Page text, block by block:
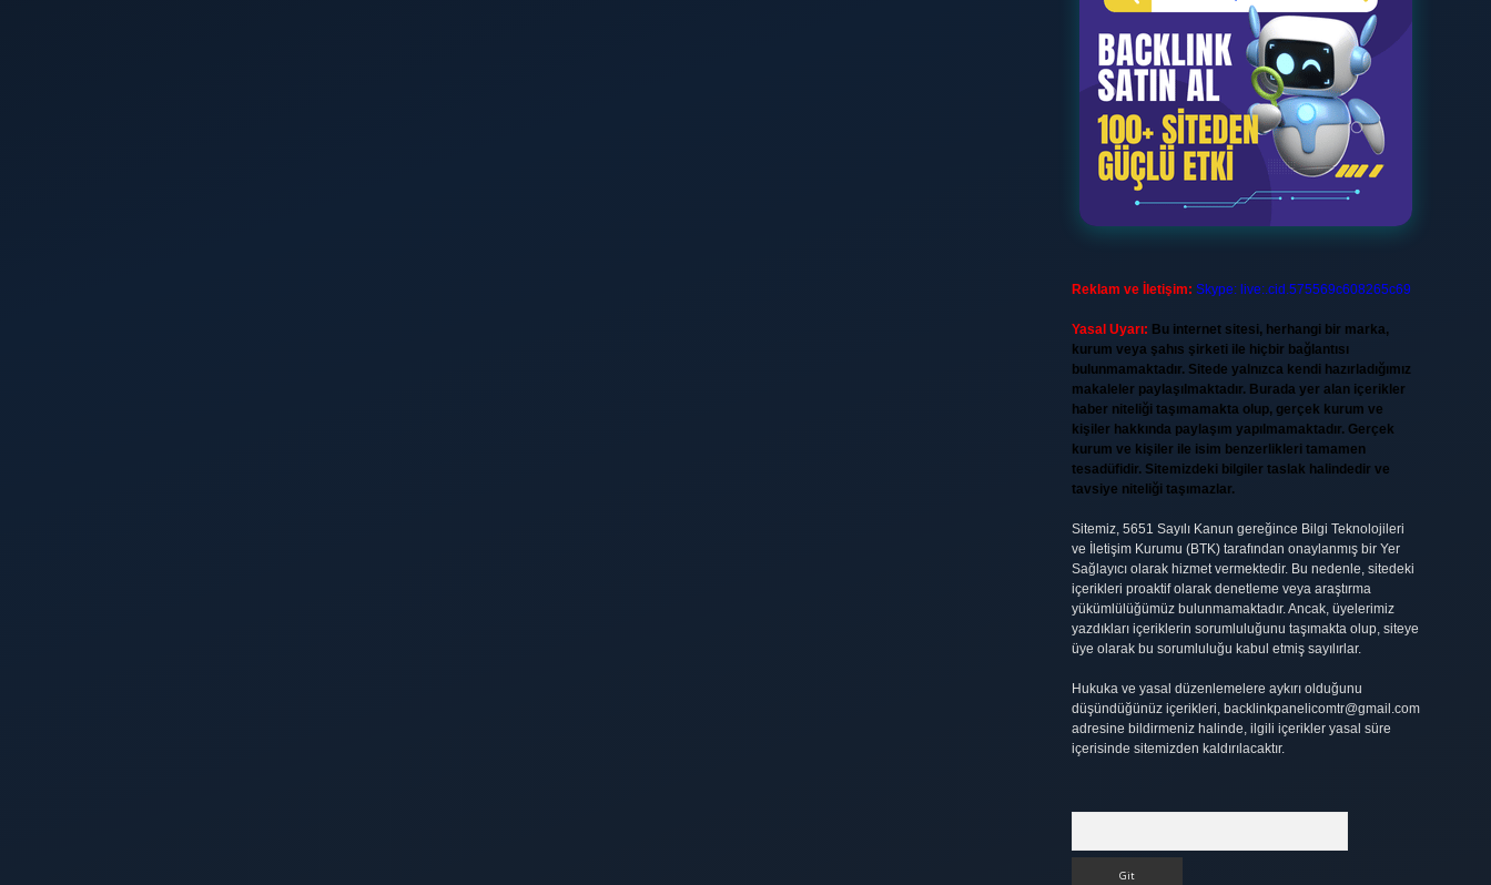
Reklam ve İletişim: Skype: live:.cid.575569c608265c69
Yasal Uyarı: Bu internet sitesi, herhangi bir marka,
kurum veya şahıs şirketi ile hiçbir bağlantısı
bulunmamaktadır. Sitede yalnızca kendi hazırladığımız
makaleler paylaşılmaktadır. Burada yer alan içerikler
haber niteliği taşımamakta olup, gerçek kurum ve
kişiler hakkında paylaşım yapılmamaktadır. Gerçek
kurum ve kişiler ile isim benzerlikleri tamamen
tesadüfidir. Sitemizdeki bilgiler taslak halindedir ve
tavsiye niteliği taşımazlar.
Sitemiz, 5651 Sayılı Kanun gereğince Bilgi Teknolojileri
ve İletişim Kurumu (BTK) tarafından onaylanmış bir Yer
Sağlayıcı olarak hizmet vermektedir. Bu nedenle, sitedeki
içerikleri proaktif olarak denetleme veya araştırma
yükümlülüğümüz bulunmamaktadır. Ancak, üyelerimiz
yazdıkları içeriklerin sorumluluğunu taşımakta olup, siteye
üye olarak bu sorumluluğu kabul etmiş sayılırlar.
Hukuka ve yasal düzenlemelere aykırı olduğunu
düşündüğünüz içerikleri, backlinkpanelicomtr@gmail.com
adresine bildirmeniz halinde, ilgili içerikler yasal süre
içerisinde sitemizden kaldırılacaktır.